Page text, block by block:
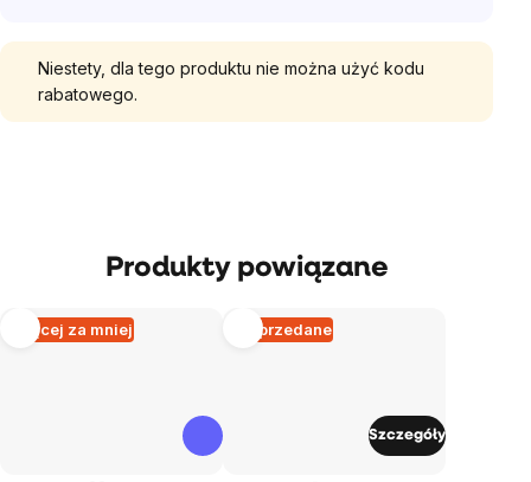
Niestety, dla tego produktu nie można użyć kodu
rabatowego.
Produkty powiązane
Więcej za mniej Wyprzedane
Szczegóły